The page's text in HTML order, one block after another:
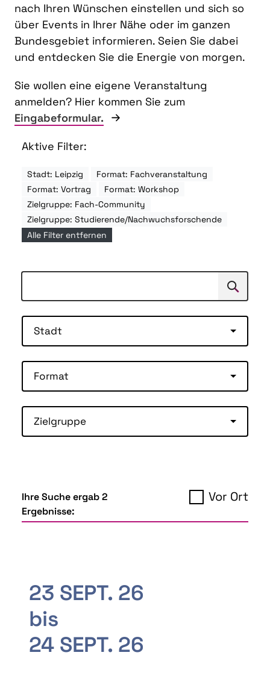
nach Ihren Wünschen einstellen und sich so
über Events in Ihrer Nähe oder im ganzen
Bundesgebiet informieren. Seien Sie dabei
und entdecken Sie die Energie von morgen.
Sie wollen eine eigene Veranstaltung
anmelden? Hier kommen Sie zum
Eingabeformular.
Aktive Filter:
Stadt: Leipzig
Format: Fachveranstaltung
Format: Vortrag
Format: Workshop
Zielgruppe: Fach-Community
Zielgruppe: Studierende/Nachwuchsforschende
Alle Filter entfernen
Suchen
Stadt
Format
Zielgruppe
Ihre Suche ergab 2
Ergebnisse:
Vor Ort
23 SEPT. 26
bis
24 SEPT. 26